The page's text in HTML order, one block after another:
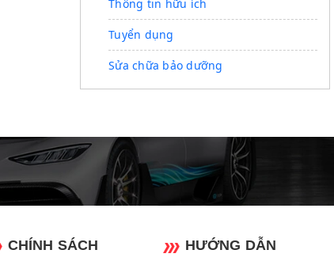
Thông tin hữu ích
Tuyển dụng
Sửa chữa bảo dưỡng
CHÍNH SÁCH HƯỚNG DẪN